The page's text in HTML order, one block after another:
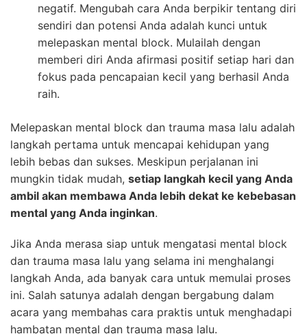
negatif. Mengubah cara Anda berpikir tentang diri
sendiri dan potensi Anda adalah kunci untuk
melepaskan mental block. Mulailah dengan
memberi diri Anda afirmasi positif setiap hari dan
fokus pada pencapaian kecil yang berhasil Anda
raih.
Melepaskan mental block dan trauma masa lalu adalah
langkah pertama untuk mencapai kehidupan yang
lebih bebas dan sukses. Meskipun perjalanan ini
mungkin tidak mudah, setiap langkah kecil yang Anda
ambil akan membawa Anda lebih dekat ke kebebasan
mental yang Anda inginkan.
Jika Anda merasa siap untuk mengatasi mental block
dan trauma masa lalu yang selama ini menghalangi
langkah Anda, ada banyak cara untuk memulai proses
ini. Salah satunya adalah dengan bergabung dalam
acara yang membahas cara praktis untuk menghadapi
hambatan mental dan trauma masa lalu.